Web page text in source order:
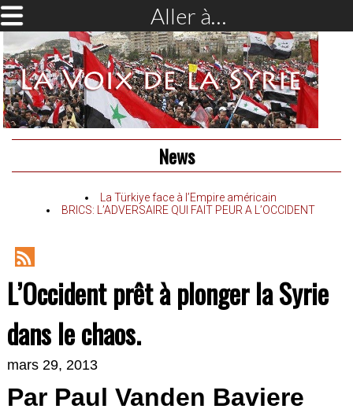
Aller à…
News
La Türkiye face à l’Empire américain
BRICS: L’ADVERSAIRE QUI FAIT PEUR A L’OCCIDENT
RSS
Feed
L’Occident prêt à plonger la Syrie
dans le chaos.
mars 29, 2013
Par Paul Vanden Baviere